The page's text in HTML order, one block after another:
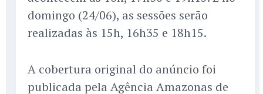
domingo (24/06), as sessões serão
realizadas às 15h, 16h35 e 18h15.
A cobertura original do anúncio foi
publicada pela Agência Amazonas de